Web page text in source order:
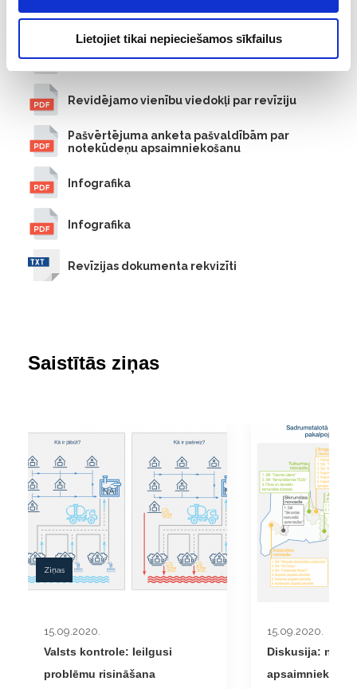
Lietojiet tikai nepieciešamos sīkfailus
Revīzijas ziņojums
Revīzijas departamenta lēmums
Revidējamo vienību viedokļi par revīziju
Pašvērtējuma anketa pašvaldībām par
notekūdeņu apsaimniekošanu
Infografika
Infografika
Revīzijas dokumenta rekvizīti
Saistītās ziņas
Ziņas
15.09.2020.
Valsts kontrole: Ieilgusi
problēmu risināšana
15.09.2020.
Diskusija: